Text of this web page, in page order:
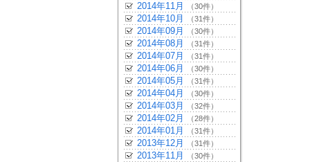
2014年11月 （30件）
2014年10月 （31件）
2014年09月 （30件）
2014年08月 （31件）
2014年07月 （31件）
2014年06月 （30件）
2014年05月 （31件）
2014年04月 （30件）
2014年03月 （32件）
2014年02月 （28件）
2014年01月 （31件）
2013年12月 （31件）
2013年11月 （30件）